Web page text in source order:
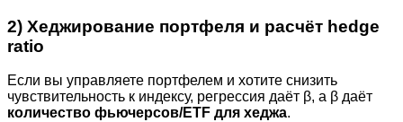
2) Хеджирование портфеля и расчёт hedge
ratio
Если вы управляете портфелем и хотите снизить
чувствительность к индексу, регрессия даёт β, а β даёт
количество фьючерсов/ETF для хеджа.